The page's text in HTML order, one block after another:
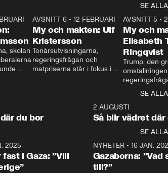
SE ALLA
24:30
skolan
27:30
AVSNITT 6 •12 FEBRUARI
My och makten: Ulf
Kristersson
Tonårsutvisningarna,
regeringsfrågan och
matpriserna står i fokus i
Rohwedder ställer
statsminister Ulf Kristersson
AVSNITT 5 •
My och
Elisabeth
Ringqvist
Trump, den
centrum i
avsnittet av
Makten”. Se
Aftonbladets
Rohwedder
Thand Ring
SE ALLA
du bor
2 AUGUSTI
Så blir vädret där
SE ALLA
2025
i Gaza: ”Vill
NYHETER• 16 JAN.
Gazaborna:
till?”